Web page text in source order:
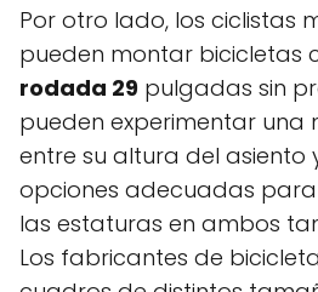
Por otro lado, los ciclistas
pueden montar bicicletas
rodada 29 pulgadas sin
pueden experimentar una
entre su altura del asiento
opciones adecuadas
las estaturas en ambos
Los fabricantes de